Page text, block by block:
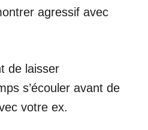
agressif avec
de laisser
s’écouler avant de
votre ex.